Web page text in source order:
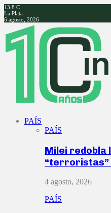
13.8 C
La Plata
6 agosto, 2026
Facebook
Twitter
Instagram
Youtube
PAÍS
PAÍS
Milei redobla
“terroristas”
4 agosto, 2026
PAÍS